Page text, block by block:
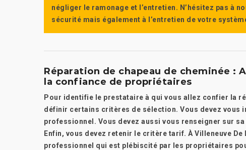
négliger le ramonage et l’entretien. N’hésitez pas à
sécurité mais également à l’entretien de votre
Réparation de chapeau de cheminée :
la confiance de propriétaires
Pour identifie le prestataire à qui vous allez confier la
définir certains critères de sélection. Vous devez vous
professionnel. Vous devez aussi vous renseigner sur
Enfin, vous devez retenir le critère tarif. À Villeneuve De
professionnel qui est plébiscité par les propriétaires